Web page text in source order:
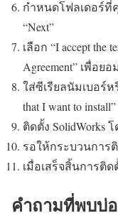
กำหนดโฟลเดอร์ที่
“Next”
เลือก “I accept the
Agreement” เพื่อ
ใส่ซีเรียลนัมเบอร์หรื
that I want to
ติดตั้ง SolidWorks
รอให้กระบวนการ
เมื่อเสร็จสิ้นการติด
คำถามที่พบบ่อ